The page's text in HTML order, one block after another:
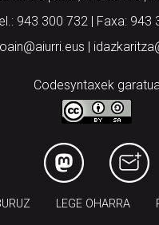
943 300 732 | Faxa: 943
|
Codesyntaxek
LEGE OHARRA